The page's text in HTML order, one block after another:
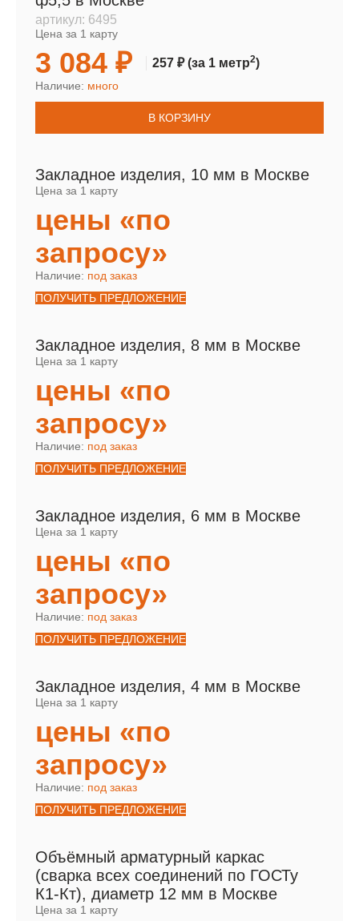
артикул: 6495
Цена за 1 карту
3 084 ₽ 257 ₽(за 1 метр2)
Наличие: много
В КОРЗИНУ
Закладное изделия, 10 мм в Москве
Цена за 1 карту
цены «по
запросу»
Наличие: под заказ
ПОЛУЧИТЬ ПРЕДЛОЖЕНИЕ
Закладное изделия, 8 мм в Москве
Цена за 1 карту
цены «по
запросу»
Наличие: под заказ
ПОЛУЧИТЬ ПРЕДЛОЖЕНИЕ
Закладное изделия, 6 мм в Москве
Цена за 1 карту
цены «по
запросу»
Наличие: под заказ
ПОЛУЧИТЬ ПРЕДЛОЖЕНИЕ
Закладное изделия, 4 мм в Москве
Цена за 1 карту
цены «по
запросу»
Наличие: под заказ
ПОЛУЧИТЬ ПРЕДЛОЖЕНИЕ
Объёмный арматурный каркас
(сварка всех соединений по ГОСТу
К1-Кт), диаметр 12 мм в Москве
Цена за 1 карту